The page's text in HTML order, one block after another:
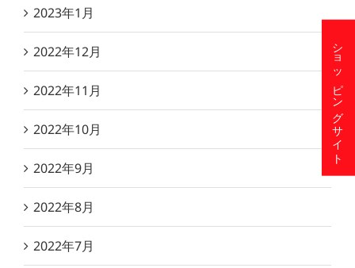
2023年1月
2022年12月
2022年11月
2022年10月
2022年9月
2022年8月
2022年7月
ショッピングサイト